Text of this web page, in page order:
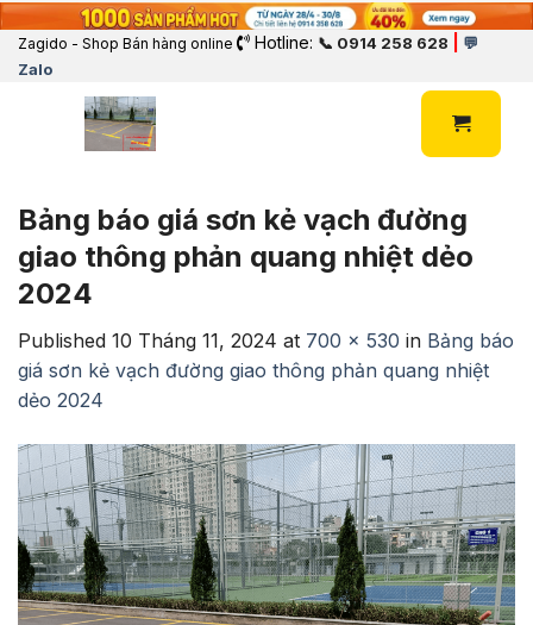
Zagido - Shop Bán hàng online Hotline: 📞 0914 258 628
💬
Zalo
Bảng báo giá sơn kẻ vạch đường
giao thông phản quang nhiệt dẻo
2024
Published 10 Tháng 11, 2024 at 700 × 530 in Bảng báo
giá sơn kẻ vạch đường giao thông phản quang nhiệt
dẻo 2024